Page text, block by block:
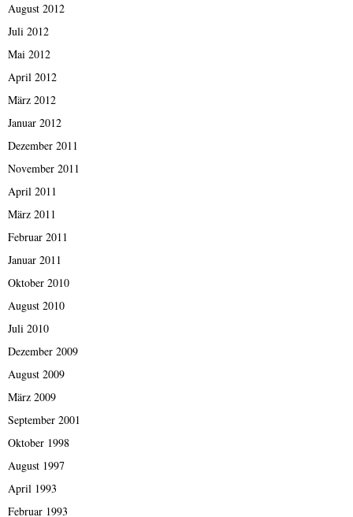
August 2012
Juli 2012
Mai 2012
April 2012
März 2012
Januar 2012
Dezember 2011
November 2011
April 2011
März 2011
Februar 2011
Januar 2011
Oktober 2010
August 2010
Juli 2010
Dezember 2009
August 2009
März 2009
September 2001
Oktober 1998
August 1997
April 1993
Februar 1993